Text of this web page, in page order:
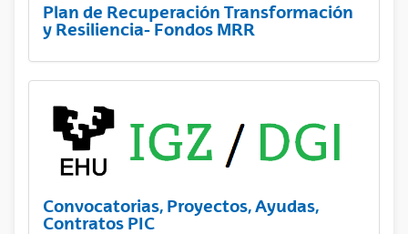
Plan de Recuperación Transformación
y Resiliencia- Fondos MRR
Convocatorias, Proyectos, Ayudas,
Contratos PIC